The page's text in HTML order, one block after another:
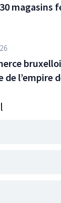
magasins
l’empire